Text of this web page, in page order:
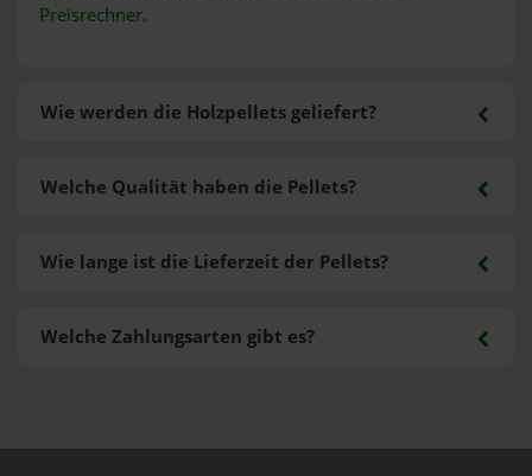
Preisrechner.
Wie werden die Holzpellets geliefert?
Welche Zahlungsarten gibt es?
Welche Qualität haben die Pellets?
Wie lange ist die Lieferzeit der Pellets?